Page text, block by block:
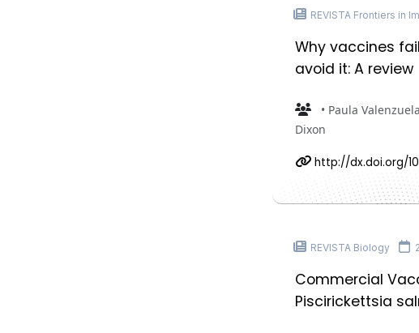
REVISTA Frontiers in
Why vaccines
avoid it: A review
• Paula
Dixon
http://dx.doi.org/
REVISTA Biology
Commercial
Piscirickettsia